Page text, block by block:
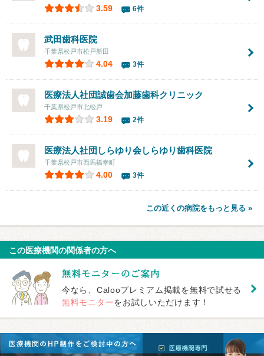
3.59 6件
武田歯科医院
千葉県松戸市松戸新田
4.04 3件
医療法人社団誠歯会加藤歯科クリニック
千葉県松戸市北松戸
3.19 2件
医療法人社団しらゆり会しらゆり歯科医院
千葉県松戸市西馬橋幸町
4.00 3件
この近くの病院をもっと見る »
この医療機関の関係者の方へ
今なら、Calooプレミアム掲載を無料で試せる
無料モニターをお試しいただけます！